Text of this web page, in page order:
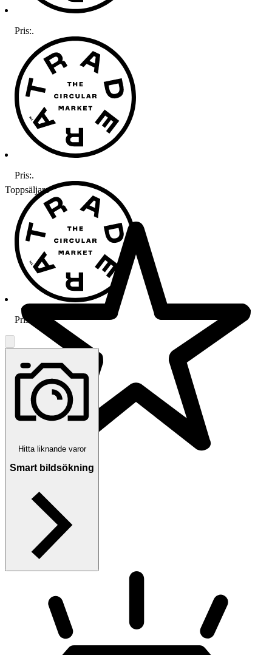
Toppsäljare
Läs omdömen
Pris:.
Pris:.
Pris:
Hitta liknande varor
Smart bildsökning